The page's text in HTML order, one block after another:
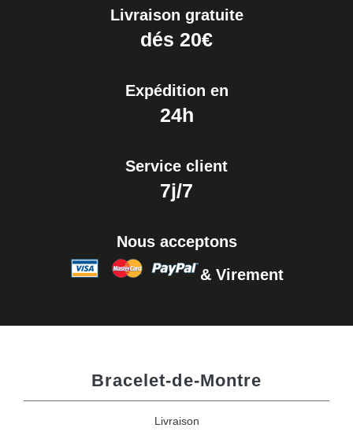
Livraison gratuite
dés 20€
Expédition en
24h
Service client
7j/7
Nous acceptons
& Virement
Bracelet-de-Montre
Livraison